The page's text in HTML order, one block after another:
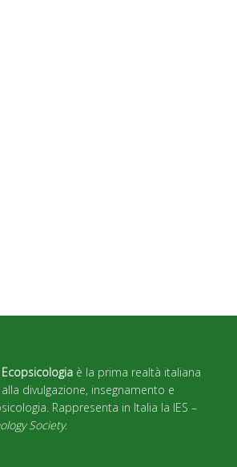
è la prima realtà italiana
divulgazione, insegnamento e
Rappresenta in Italia la IES –
Society.